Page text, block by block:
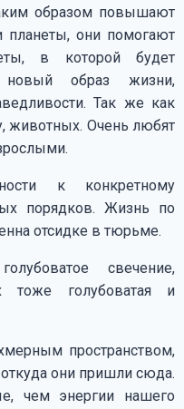
образом повышают
планеты, они помогают
в которой будет
новый образ жизни,
Так же как
животных. Очень любят
к конкретному
порядков. Жизнь по
отсидке в тюрьме.
свечение,
тоже голубоватая и
пространством,
они пришли сюда.
чем энергии нашего